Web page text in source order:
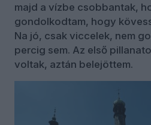
majd a vízbe csobbantak,
gondolkodtam, hogy
Na jó, csak viccelek, nem
percig sem. Az első
voltak, aztán belejöttem.